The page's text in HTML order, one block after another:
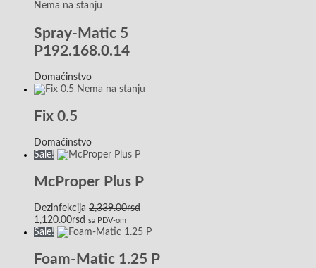
Nema na stanju
Spray-Matic 5
P192.168.0.14
Domaćinstvo
Nema na stanju
Fix 0.5
Domaćinstvo
Sale!
McProper Plus P
Dezinfekcija 2,339.00rsd
1,120.00rsd sa PDV-om
Sale!
Foam-Matic 1.25 P